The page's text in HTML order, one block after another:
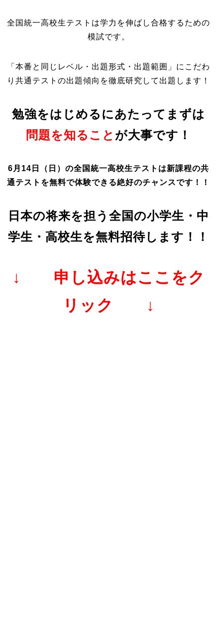
全国統一高校生テストは学力を伸ばし合格するための
模試です。
「本番と同じレベル・出題形式・出題範囲」にこだわ
り共通テストの出題傾向を徹底研究して出題します！
勉強をはじめるにあたってまずは
問題を知ること が大事です！
6月14日（日）の全国統一高校生テストは新課程の共
通テストを無料で体験できる絶好のチャンスです！！
日本の将来を担う全国の小学生・中
学生・高校生を無料招待します！！
↓ 申し込みはここをク
リック ↓